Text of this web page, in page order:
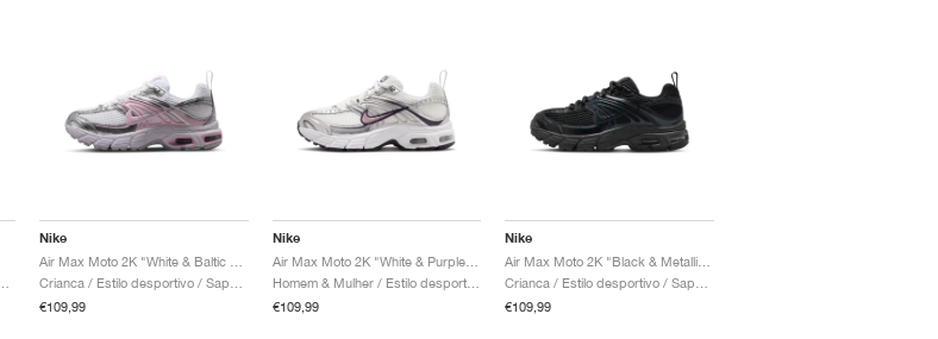
Nike
€109,99
Nike
Air Max Moto 2K "White & Purple Dynasty"
Homem & Mulher / Estilo desportivo / Sapatos
€109,99
Nike
€109,99